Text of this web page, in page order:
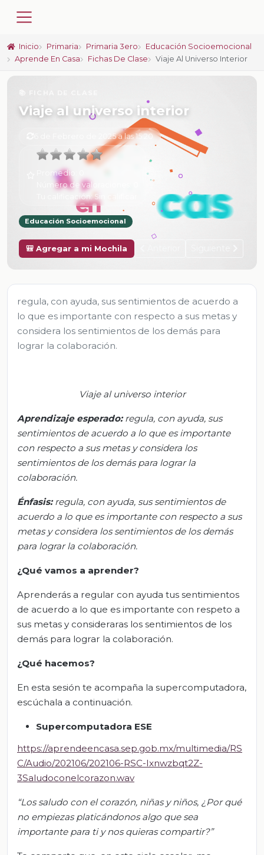
Inicio Primaria Primaria 3ero
Educación Socioemocional
Aprende En Casa
Fichas De Clase Viaje Al Universo Interior
Viaje al universo interior
6 de Febrero de 2025 a las 15:20
Promedio:
Número de valoraciones:
Tu calificación:Sin calificar
Educación Socioemocional
🎒 Agregar a mi Mochila
regula, con ayuda, sus sentimientos de acuerdo a
lo que es importante con respecto a sus metas y
considera los sentimientos de los demás para
lograr la colaboración.
Viaje al universo interior
Aprendizaje esperado:regula, con ayuda, sus
sentimientos de acuerdo a lo que es importante
con respecto a sus metas y considera los
sentimientos de los demás para lograr la
colaboración.
Énfasis:regula, con ayuda, sus sentimientos de
acuerdo a lo que es importante con respecto a sus
metas y considera los sentimientos de los demás
para lograr la colaboración.
¿Qué vamos a aprender?
Aprenderás a regular con ayuda tus sentimientos
de acuerdo a lo que es importante con respeto a
sus metas y consideraras los sentimientos de los
demás para lograr la colaboración.
¿Qué hacemos?
En esta sesión te acompaña la supercomputadora,
escúchala a continuación.
Supercomputadora ESE
https://aprendeencasa.sep.gob.mx/multimedia/RS
C/Audio/202106/202106-RSC-Ixnwzbqt2Z-
3Saludoconelcorazon.wav
“Los saludo con el corazón, niñas y niños, ¿Por qué
no empiezas platicándonos algo que sea
importante para ti y nos quieras compartir?”